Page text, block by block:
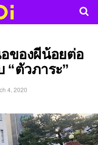
อของผีน้อยต่อ
“ตัวภาระ”
4, 2020